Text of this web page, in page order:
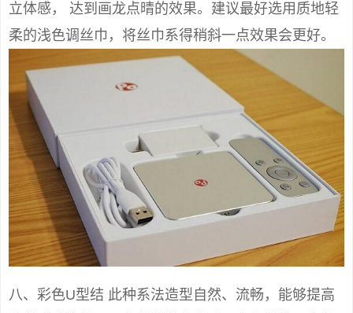
立体感， 达到画龙点晴的效果。建议最好选用质地轻
柔的浅色调丝巾，将丝巾系得稍斜一点效果会更好。
八、彩色U型结 此种系法造型自然、流畅，能够提高